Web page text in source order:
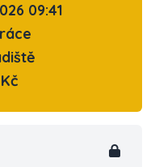
09:41